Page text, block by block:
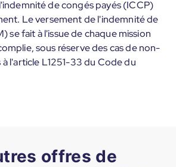
de congés payés (ICCP)
Le versement de l'indemnité de
se fait à l'issue de chaque mission
sous réserve des cas de non-
l'article L1251-33 du Code du
offres de